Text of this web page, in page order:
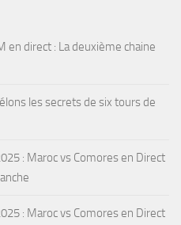
en direct : La deuxième chaine
les secrets de six tours de
: Maroc vs Comores en Direct
: Maroc vs Comores en Direct